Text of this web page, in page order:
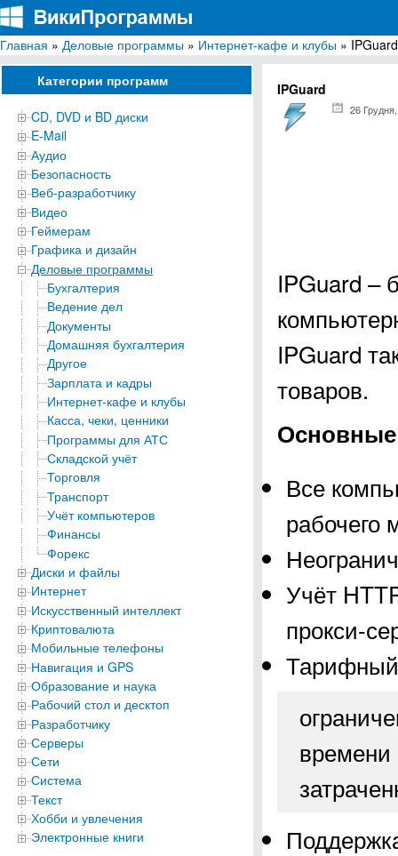
ВикиПрограммы
Энциклопедия бесплатных компьютерных программ для Windows
Главная » Деловые программы » Интернет-кафе и клубы » IPGuard
Категории программ
CD, DVD и BD диски
E-Mail
Аудио
Безопасность
Веб-разработчику
Видео
Геймерам
Графика и дизайн
Деловые программы
Бухгалтерия
Ведение дел
Документы
Домашняя бухгалтерия
Другое
Зарплата и кадры
Интернет-кафе и клубы
Касса, чеки, ценники
Программы для АТС
Складской учёт
Торговля
Транспорт
Учёт компьютеров
Финансы
Форекс
Диски и файлы
Интернет
Искусственный интеллект
Криптовалюта
Мобильные телефоны
Навигация и GPS
Образование и наука
Рабочий стол и десктоп
Разработчику
Серверы
Сети
Система
Текст
Хобби и увлечения
Электронные книги
IPGuard
26
IPGuard –
IPGuard
товаров.
Все
рабочего
Учёт
прокси-
Тарифный
времени